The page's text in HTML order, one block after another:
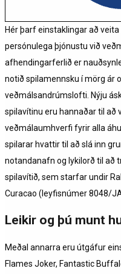
Hér þarf einstaklingar að
persónulega þjónustu við
afhendingarferlið er
notið spilamennsku í mörg ár
veðmálsandrúmslofti. Nýju
spilavítinu eru hannaðar til að
veðmálaumhverfi fyrir alla
spilarar hvattir til að slá inn
notandanafn og lykilorð til að
spilavítið, sem starfar undir
Curacao (leyfisnúmer 8048/
Leikir og þú munt
Meðal annarra eru útgáfur
Flames Joker, Fantastic